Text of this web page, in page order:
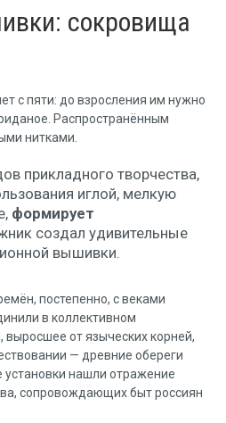
сокровища
с пяти: до взросления им нужно
Распространённым
нитками.
прикладного творчества,
иглой, мелкую
формирует
создал удивительные
вышивки.
постепенно, с веками
в коллективном
от языческих корней,
— древние обереги
нашли отражение
сопровождающих быт россиян